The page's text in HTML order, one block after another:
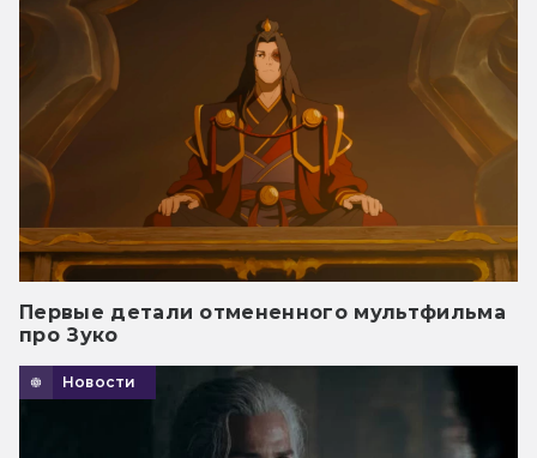
Первые детали отмененного мультфильма
про Зуко
Новости